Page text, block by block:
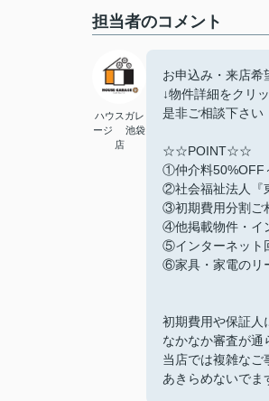
担当者のコメント
ハウスガレ
ージ 池袋
店
お申込み・来店希
↓物件詳細をクリ
是非ご相談下さい
☆☆POINT☆☆
①仲介料50%OFF
②社会福祉法人『
③初期費用分割ご
④他掲載物件・イ
⑤インターネット
⑥家具・家電のリ
初期費用や保証人
なかなか審査が通
当店では複雑なご
あきらめないでま